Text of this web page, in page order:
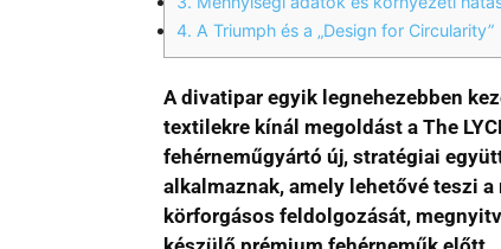
4. A Triumph és a „Design for Circularity”
A divatipar egyik legnehezebben
textilekre kínál megoldást a The
fehérneműgyártó új, stratégiai
alkalmaznak, amely lehetővé teszi
körforgásos feldolgozását,